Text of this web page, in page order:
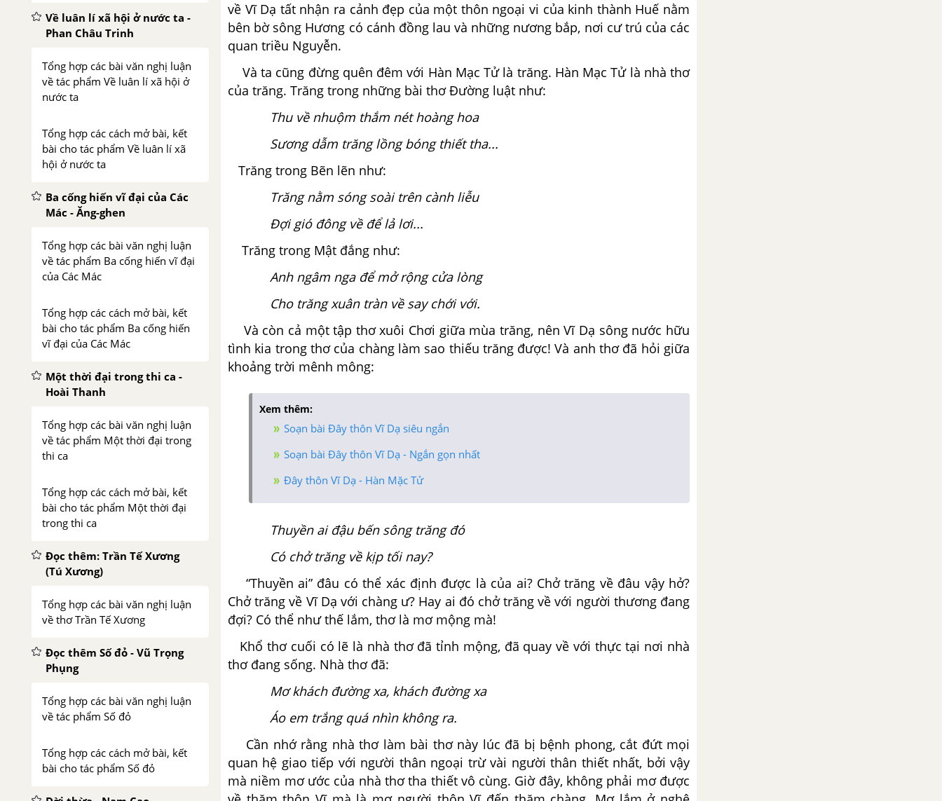
Về luân lí xã hội ở nước ta -
Phan Châu Trinh
Tổng hợp các bài văn nghị luận
về tác phẩm Về luân lí xã hội ở
nước ta
Tổng hợp các cách mở bài, kết
bài cho tác phẩm Về luân lí xã
hội ở nước ta
Ba cống hiến vĩ đại của Các
Mác - Ăng-ghen
Tổng hợp các bài văn nghị luận
về tác phẩm Ba cống hiến vĩ đại
của Các Mác
Tổng hợp các cách mở bài, kết
bài cho tác phẩm Ba cống hiến
vĩ đại của Các Mác
Một thời đại trong thi ca -
Hoài Thanh
Tổng hợp các bài văn nghị luận
về tác phẩm Một thời đại trong
thi ca
Tổng hợp các cách mở bài, kết
bài cho tác phẩm Một thời đại
trong thi ca
Đọc thêm: Trần Tế Xương
(Tú Xương)
Tổng hợp các bài văn nghị luận
về thơ Trần Tế Xương
Đọc thêm Số đỏ - Vũ Trọng
Phụng
Tổng hợp các bài văn nghị luận
về tác phẩm Số đỏ
Tổng hợp các cách mở bài, kết
bài cho tác phẩm Số đỏ
về Vĩ Dạ tất nhận ra cảnh đẹp của một thôn ngoại vi của kinh thành Huế nằm
bên bờ sông Hương có cánh đồng lau và những nương bắp, nơi cư trú của các
quan triều Nguyễn.
Và ta cũng đừng quên đêm với Hàn Mạc Tử là trăng. Hàn Mạc Tử là nhà thơ
của trăng. Trăng trong những bài thơ Đường luật như:
Thu về nhuộm thắm nét hoàng hoa
Sương dẫm trăng lồng bóng thiết tha...
Trăng trong Bẽn lẽn như:
Trăng nằm sóng soài trên cành liễu
Đợi gió đông về để lả lơi...
Trăng trong Mật đắng như:
Anh ngâm nga để mở rộng cửa lòng
Cho trăng xuân tràn về say chới với.
Và còn cả một tập thơ xuôi Chơi giữa mùa trăng, nên Vĩ Dạ sông nước hữu
tình kia trong thơ của chàng làm sao thiếu trăng được! Và anh thơ đã hỏi giữa
khoảng trời mênh mông:
Xem thêm:
Soạn bài Đây thôn Vĩ Dạ siêu ngắn
Soạn bài Đây thôn Vĩ Dạ - Ngắn gọn nhất
Đây thôn Vĩ Dạ - Hàn Mặc Tử
Thuyền ai đậu bến sông trăng đó
Có chở trăng về kịp tối nay?
“Thuyền ai” đâu có thể xác định được là của ai? Chở trăng về đâu vậy hở?
Chở trăng về Vĩ Dạ với chàng ư? Hay ai đó chở trăng về với người thương đang
đợi? Có thể như thế lắm, thơ là mơ mộng mà!
Khổ thơ cuối có lẽ là nhà thơ đã tỉnh mộng, đã quay về với thực tại nơi nhà
thơ đang sống. Nhà thơ đã:
Mơ khách đường xa, khách đường xa
Áo em trắng quá nhìn không ra.
Cần nhớ rằng nhà thơ làm bài thơ này lúc đã bị bệnh phong, cắt đứt mọi
quan hệ giao tiếp với người thân ngoại trừ vài người thân thiết nhất, bởi vậy
mà niềm mơ ước của nhà thơ tha thiết vô cùng. Giờ đây, không phải mơ được